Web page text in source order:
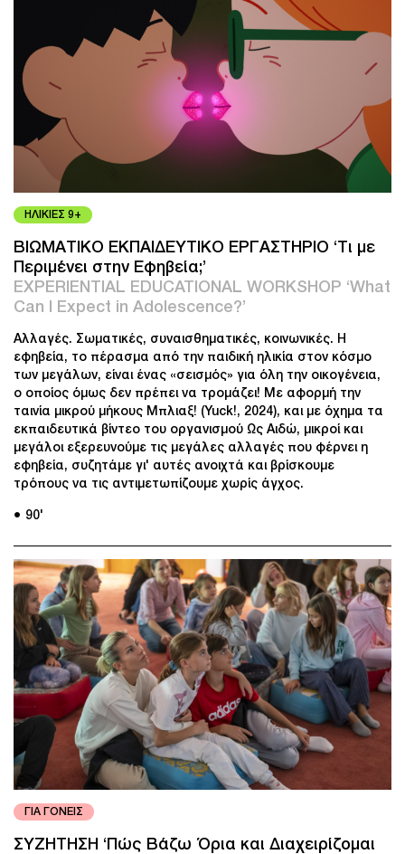
ΗΛΙΚΙΕΣ 9+
ΒΙΩΜΑΤΙΚΟ ΕΚΠΑΙΔΕΥΤΙΚΟ ΕΡΓΑΣΤΗΡΙΟ ‘Τι με
Περιμένει στην Εφηβεία;’
EXPERIENTIAL EDUCATIONAL WORKSHOP ‘What
Can I Expect in Adolescence?’
Αλλαγές. Σωματικές, συναισθηματικές, κοινωνικές. Η
εφηβεία, το πέρασμα από την παιδική ηλικία στον κόσμο
των μεγάλων, είναι ένας «σεισμός» για όλη την οικογένεια,
ο οποίος όμως δεν πρέπει να τρομάζει! Με αφορμή την
ταινία μικρού μήκους Μπλιαξ! (Yuck!, 2024), και με όχημα τα
εκπαιδευτικά βίντεο του οργανισμού Ως Αιδώ, μικροί και
μεγάλοι εξερευνούμε τις μεγάλες αλλαγές που φέρνει η
εφηβεία, συζητάμε γι' αυτές ανοιχτά και βρίσκουμε
τρόπους να τις αντιμετωπίζουμε χωρίς άγχος.
● 90'
ΓΙΑ ΓΟΝΕΙΣ
ΣΥΖΗΤΗΣΗ ‘Πώς Βάζω Όρια και Διαχειρίζομαι